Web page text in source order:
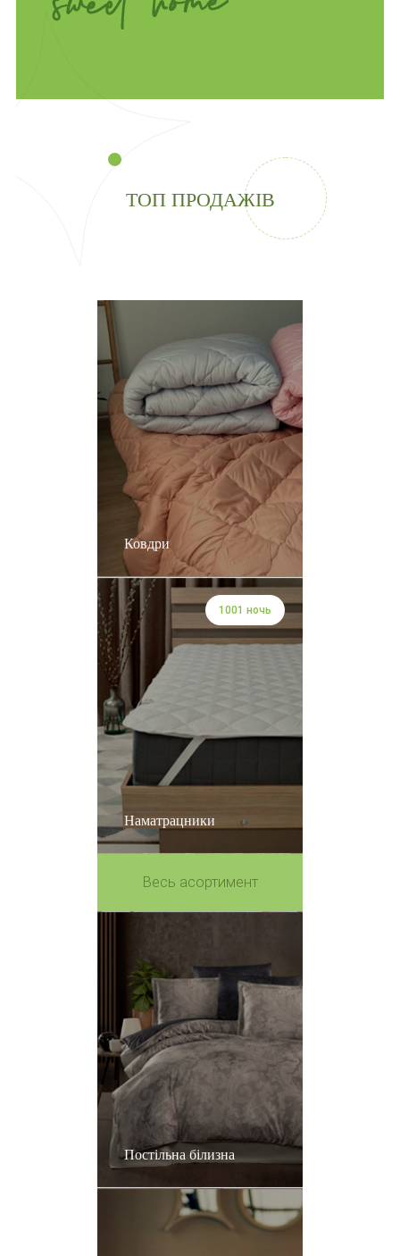
ТОП ПРОДАЖІВ
Ковдри
Наматрацники
1001 ночь
Весь асортимент
Постільна білизна